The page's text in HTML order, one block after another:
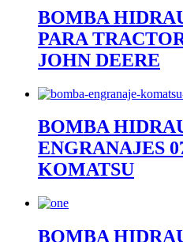
BOMBA
PARA
JOHN DEERE
BOMBA
ENGRANAJES
KOMATSU
BOMBA